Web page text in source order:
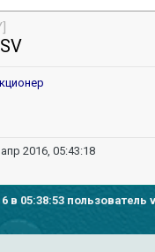
2016, 05:43:18
в 05:38:53 пользователь